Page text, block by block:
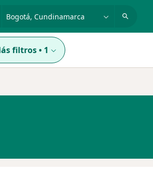
p. ej. Bogotá
filtros• 1